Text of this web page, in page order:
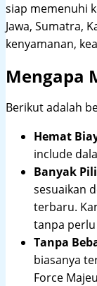
siap memenuhi
Jawa, Sumatra,
kenyamanan,
Mengapa
Berikut adalah
Hemat
include
Banyak
sesuaikan
terbaru.
tanpa
Tanpa
biasanya
Force